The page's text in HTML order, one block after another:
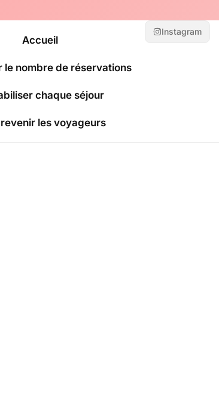
Accueil
le nombre de réservations
chaque séjour
les voyageurs
Instagram